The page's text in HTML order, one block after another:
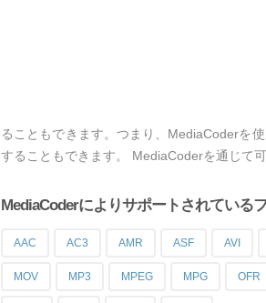
ることもできます。つまり、MediaCoderを
することもできます。 MediaCoderを通じて
MediaCoderによりサポートされている
AAC AC3 AMR ASF AVI
MOV MP3 MPEG MPG OFR